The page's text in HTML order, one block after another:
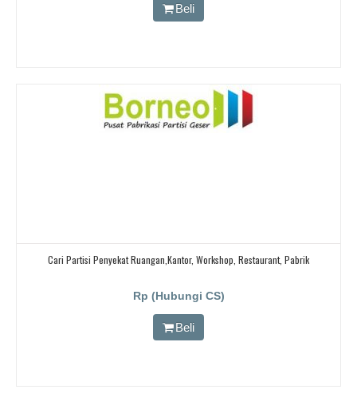
Beli
Cari Partisi Penyekat Ruangan,kantor, Workshop, Restaurant, Pabrik
Rp (Hubungi CS)
Beli